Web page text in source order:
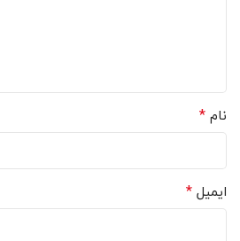
نام *
ایمیل *